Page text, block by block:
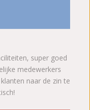
super goed
medewerkers
naar de zin te